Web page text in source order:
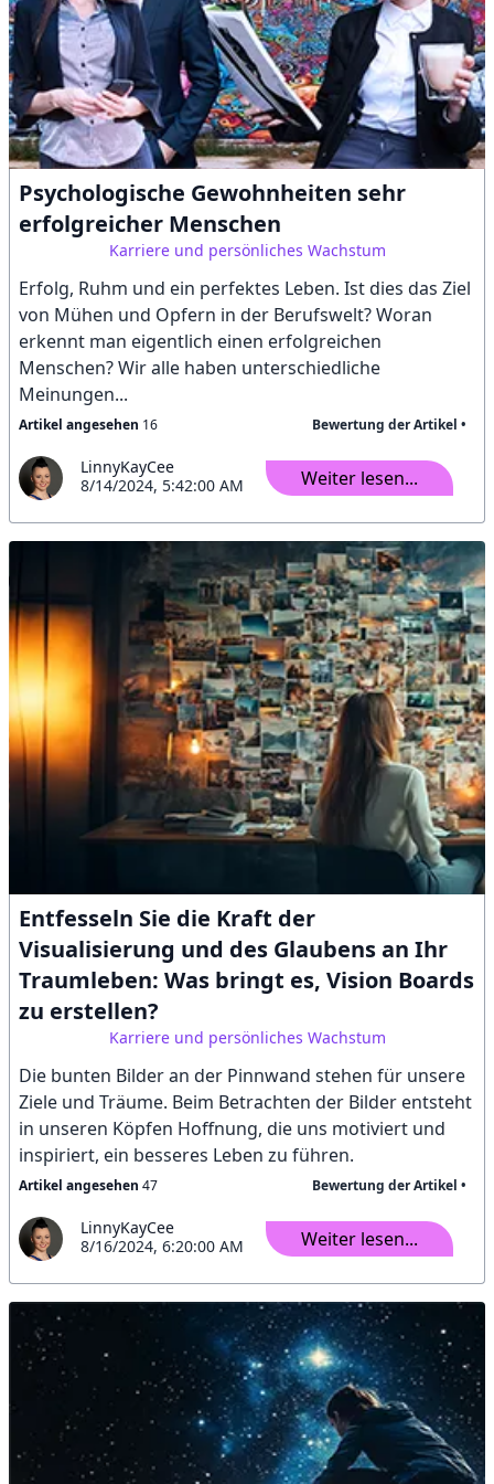
Psychologische Gewohnheiten sehr
erfolgreicher Menschen
Karriere und persönliches Wachstum
Erfolg, Ruhm und ein perfektes Leben. Ist dies das Ziel
von Mühen und Opfern in der Berufswelt? Woran
erkennt man eigentlich einen erfolgreichen
Menschen? Wir alle haben unterschiedliche
Meinungen...
Artikel angesehen 16 Bewertung der Artikel •
LinnyKayCee
8/14/2024, 5:42:00 AM
Weiter lesen...
Entfesseln Sie die Kraft der
Visualisierung und des Glaubens an Ihr
Traumleben: Was bringt es, Vision Boards
zu erstellen?
Karriere und persönliches Wachstum
Die bunten Bilder an der Pinnwand stehen für unsere
Ziele und Träume. Beim Betrachten der Bilder entsteht
in unseren Köpfen Hoffnung, die uns motiviert und
inspiriert, ein besseres Leben zu führen.
Artikel angesehen 47 Bewertung der Artikel •
LinnyKayCee
8/16/2024, 6:20:00 AM
Weiter lesen...